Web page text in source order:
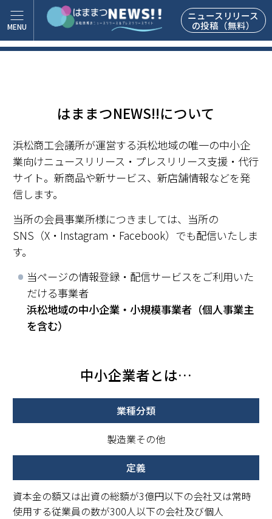
ニュースリリース
の投稿（無料）
はままつNEWS!!について
浜松商工会議所が運営する浜松地域の唯一の中小企
業向けニュースリリース・プレスリリース支援・代行
サイト。新商品や新サービス、新店舗情報などを発
信します。
当所の会員事業所様につきましては、当所の
SNS（X・Instagram・Facebook）でも配信いたしま
す。
当ページの情報登録・配信サービスをご利用いた
だける事業者
浜松地域の中小企業・小規模事業者（個人事業主
を含む）
中小企業者とは…
製造業その他
資本金の額又は出資の総額が3億円以下の会社又は常時
使用する従業員の数が300人以下の会社及び個人